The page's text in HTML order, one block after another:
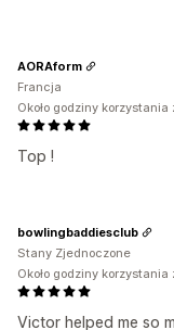
Top !
AORAform
Francja
Około godziny
Victor helped me so
bowlingbaddiesclub
Stany Zjednoczone
Około godziny